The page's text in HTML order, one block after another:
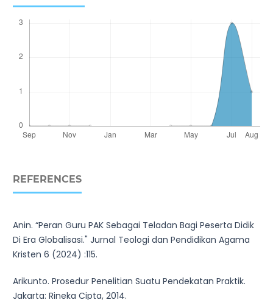
REFERENCES
Anin. “Peran Guru PAK Sebagai Teladan Bagi Peserta Didik
Di Era Globalisasi." Jurnal Teologi dan Pendidikan Agama
Kristen 6 (2024) :115.
Arikunto. Prosedur Penelitian Suatu Pendekatan Praktik.
Jakarta: Rineka Cipta, 2014.